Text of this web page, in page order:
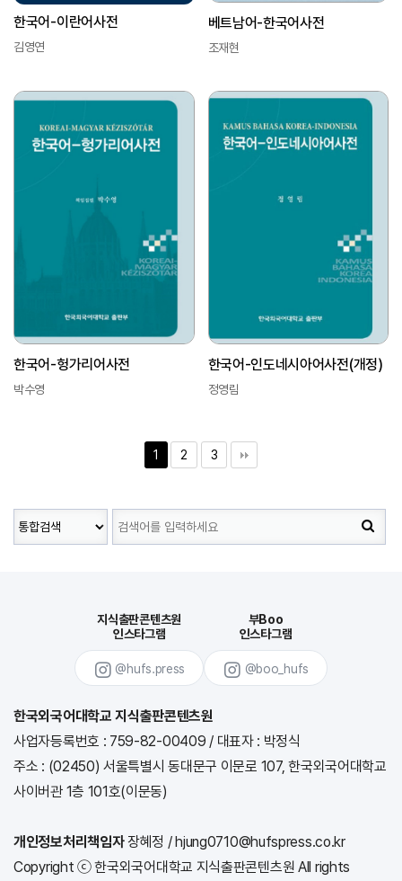
한국어-이란어사전
김영연
베트남어-한국어사전
조재현
한국어-헝가리어사전
박수영
한국어-인도네시아어사전(개정)
정영림
1 2 3
지식출판콘텐츠원
인스타그램
@hufs.press
부Boo
인스타그램
@boo_hufs
한국외국어대학교 지식출판콘텐츠원
사업자등록번호 : 759-82-00409/ 대표자 : 박정식
주소 : (02450) 서울특별시 동대문구 이문로 107, 한국외국어대학교
사이버관 1층 101호(이문동)
개인정보처리책임자장혜정 / hjung0710@hufspress.co.kr
Copyright ⓒ 한국외국어대학교 지식출판콘텐츠원 All rights